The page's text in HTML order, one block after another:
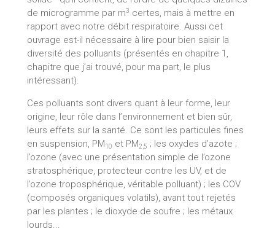
de microgramme par m3 certes, mais à mettre en
rapport avec notre débit respiratoire. Aussi cet
ouvrage est-il nécessaire à lire pour bien saisir la
diversité des polluants (présentés en chapitre 1,
chapitre que j’ai trouvé, pour ma part, le plus
intéressant).
Ces polluants sont divers quant à leur forme, leur
origine, leur rôle dans l’environnement et bien sûr,
leurs effets sur la santé. Ce sont les particules fines
en suspension, PM10 et PM2,5 ; les oxydes d’azote ;
l’ozone (avec une présentation simple de l’ozone
stratosphérique, protecteur contre les UV, et de
l’ozone troposphérique, véritable polluant) ; les COV
(composés organiques volatils), avant tout rejetés
par les plantes ; le dioxyde de soufre ; les métaux
lourds...